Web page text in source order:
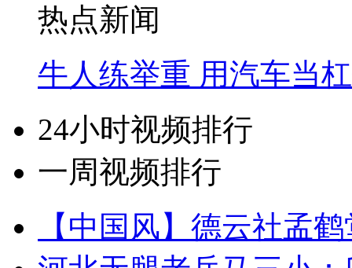
热点新闻
牛人练举重 用汽车当
24小时视频排行
一周视频排行
【中国风】德云社孟